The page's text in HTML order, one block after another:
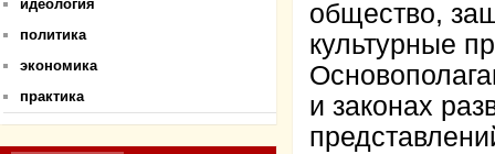
идеология
политика
экономика
практика
общество,
культурные
и законах